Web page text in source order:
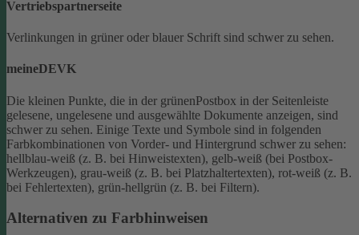
Vertriebspartnerseite
Verlinkungen in grüner oder blauer Schrift sind schwer zu sehen.
meineDEVK
Die kleinen Punkte, die in der grünenPostbox in der Seitenleiste
gelesene, ungelesene und ausgewählte Dokumente anzeigen, sind
schwer zu sehen. Einige Texte und Symbole sind in folgenden
Farbkombinationen von Vorder- und Hintergrund schwer zu sehen:
hellblau-weiß (z. B. bei Hinweistexten), gelb-weiß (bei Postbox-
Werkzeugen), grau-weiß (z. B. bei Platzhaltertexten), rot-weiß (z. B.
bei Fehlertexten), grün-hellgrün (z. B. bei Filtern).
Alternativen zu Farbhinweisen